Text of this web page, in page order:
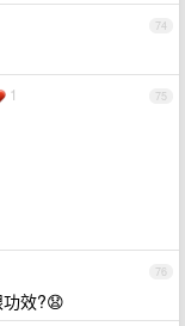
74
75
1
76
效?😧